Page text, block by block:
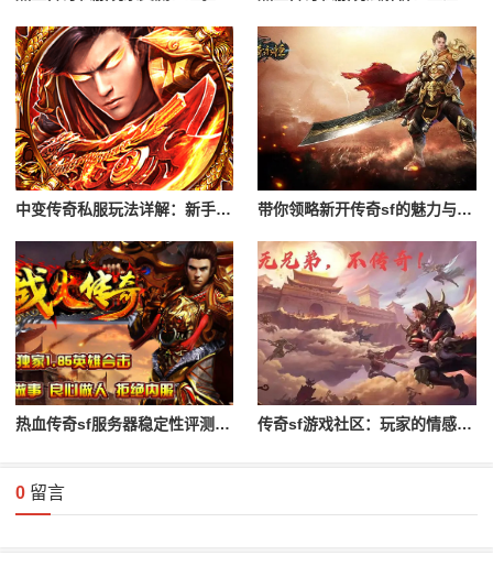
中变传奇私服玩法详解：新手入门攻略 带你领略新开传奇sf的魅力与特色
热血传奇sf服务器稳定性评测与对比 传奇sf游戏社区：玩家的情感与归属
0 留言